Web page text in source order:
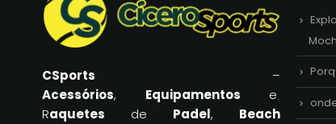
CSports –
Acessórios, Equipamentos e
Raquetes de Padel, Beach